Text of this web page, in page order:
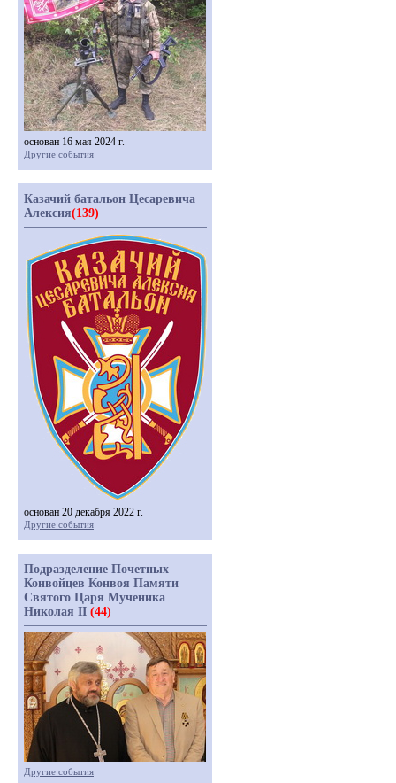
основан 16 мая 2024 г.
Другие события
Казачий батальон Цесаревича
Алексия(139)
основан 20 декабря 2022 г.
Другие события
Подразделение Почетных
Конвойцев Конвоя Памяти
Святого Царя Мученика
Николая II (44)
Другие события